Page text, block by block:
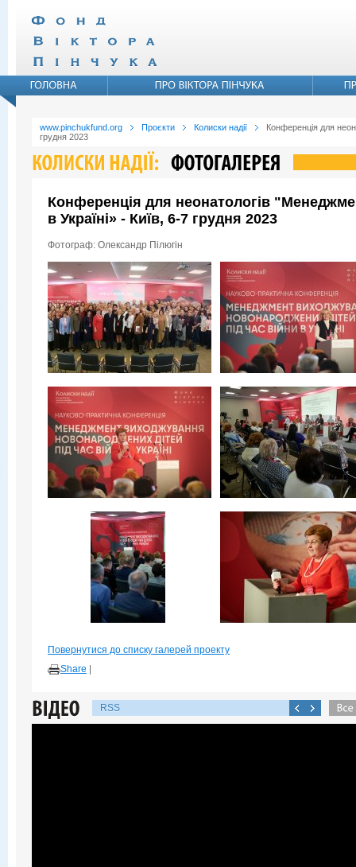
www.pinchukfund.org Проєкти Колиски надії
Конференція для
грудня 2023
Конференція для неонатологів
в Україні» - Київ, 6-7 грудня 2023
Фотограф: Олександр Пілюгін
Повернутися до списку галерей проекту
Share
RSS